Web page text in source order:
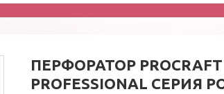
ПЕРФОРАТОР PROCRAFT
PROFESSIONAL СЕРИЯ